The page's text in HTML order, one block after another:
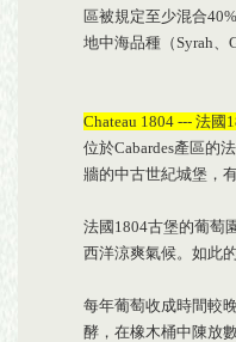
區被規定至少混合
地中海品種（Syrah、
Chateau 1804 --- 法國
位於Cabardes產區的
牆的中古世紀城堡，
法國1804古堡的葡萄
西洋涼爽氣候。如此
每年葡萄收成時間較
酵，在橡木桶中陳放